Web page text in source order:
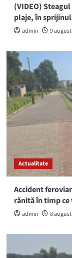
(VIDEO)
plaje, în
admin 9
Actualitate
Accident
rănită în timp ce
admin 8